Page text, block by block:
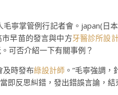
毛寧掌管例行記者會。japan(日
早苗的發言與中方牙醫診所設
可否介紹一下有關事例？
及時發布綠設計師 。”毛寧強調
即反思糾錯，發出錯誤言論，結